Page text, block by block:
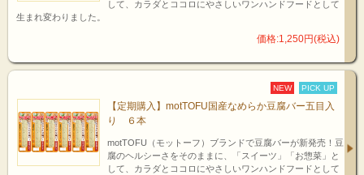
して、カラダとココロにやさしいワンハンドフードとして
生まれ変わりました。
価格:1,250円(税込)
NEW PICK UP
【定期購入】motTOFU国産なめらか豆腐バー五目入
り ６本
motTOFU（モットーフ）ブランドで豆腐バーが新発売！豆
腐のヘルシーさをそのままに、「スイーツ」「お惣菜」と
して、カラダとココロにやさしいワンハンドフードとして